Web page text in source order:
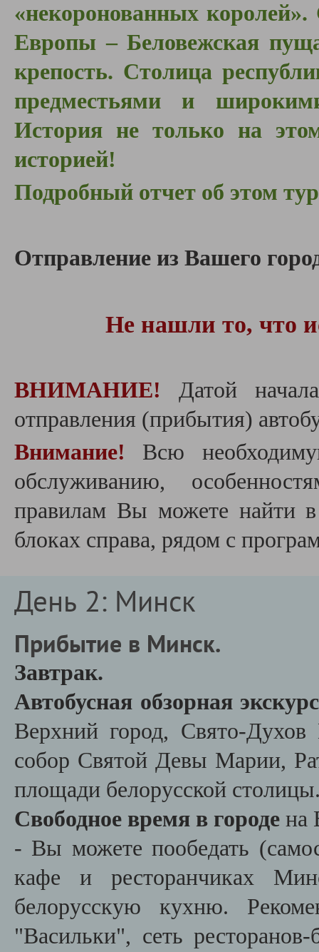
«некоронованных
Европы – Беловежская
крепость. Столица
предместьями и
История не только на
историей!
Подробный отчет об этом
Отправление из Вашего
Не нашли то, что
ВНИМАНИЕ! Датой
отправления (прибытия)
Внимание!
Всю
обслуживанию,
правилам Вы можете найти
блоках справа, рядом с
День 2: Минск
Прибытие в Минск.
Завтрак.
Автобусная обзорная
Верхний город, Свято-Духов
собор Святой Девы Марии,
площади белорусской
Свободное время в городе на
- Вы можете пообедать
кафе и ресторанчиках
белорусскую кухню.
"Васильки", сеть